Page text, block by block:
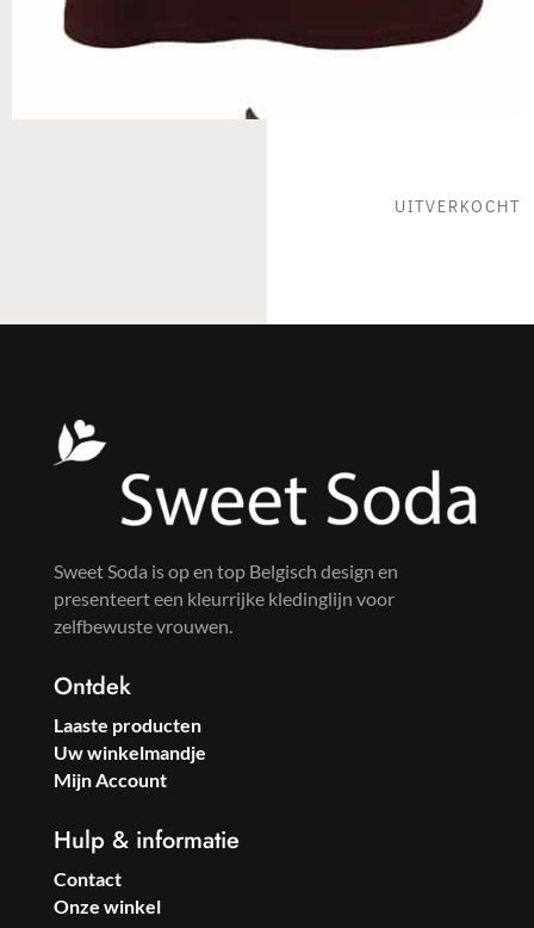
UITVERKOCHT
Sweet Soda is op en top Belgisch design en
presenteert een kleurrijke kledinglijn voor
zelfbewuste vrouwen.
Ontdek
Laaste producten
Uw winkelmandje
Mijn Account
Hulp & informatie
Contact
Onze winkel